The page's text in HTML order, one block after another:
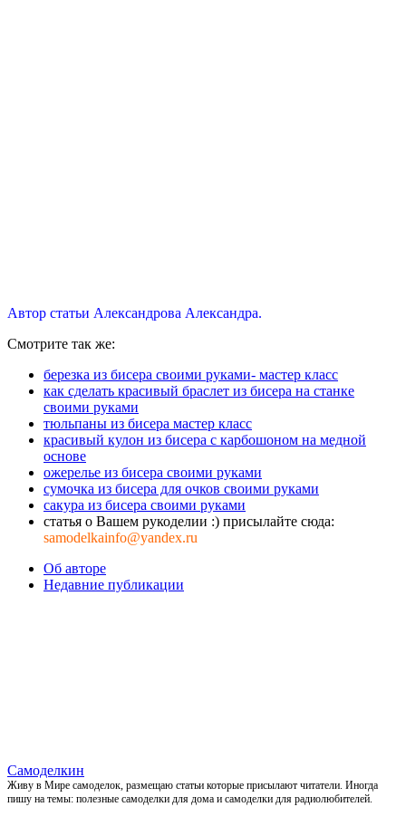
Автор статьи Александрова Александра.
Смотрите так же:
березка из бисера своими руками- мастер класс
как сделать красивый браслет из бисера на станке
своими руками
тюльпаны из бисера мастер класс
красивый кулон из бисера с карбошоном на медной
основе
ожерелье из бисера своими руками
сумочка из бисера для очков своими руками
сакура из бисера своими руками
статья о Вашем рукоделии :) присылайте сюда:
samodelkainfo@yandex.ru
Об авторе
Недавние публикации
Самоделкин
Живу в Мире самоделок, размещаю статьи которые присылают читатели. Иногда
пишу на темы: полезные самоделки для дома и самоделки для радиолюбителей.